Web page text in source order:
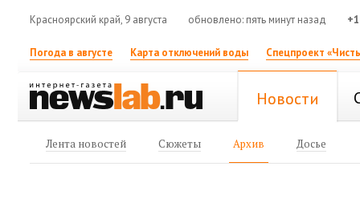
Красноярский край, 9 августа обновлено: пять минут назад
Погода в августе Карта отключений воды Спецпроект
Новости
Лента новостей Сюжеты Архив Досье